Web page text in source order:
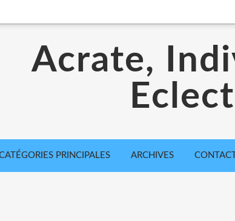
Acrate,
PRINCIPALES ARCHIVES